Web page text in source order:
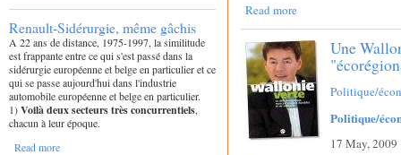
Renault-Sidérurgie, même gâchis
A 22 ans de distance, 1975-1997, la similitude
est frappante entre ce qui s'est passé dans la
sidérurgie européenne et belge en particulier et ce
qui se passe aujourd'hui dans l'industrie
automobile européenne et belge en particulier.
1)Voilà deux secteurs très concurrentiels,
chacun à leur époque.
Read more
Read more
Une
Politique/
Politique/
17 May, 2009